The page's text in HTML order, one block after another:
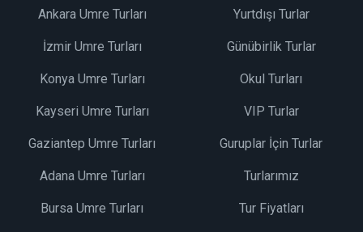
Ankara Umre Turları
İzmir Umre Turları
Konya Umre Turları
Kayseri Umre Turları
Gaziantep Umre Turları
Adana Umre Turları
Bursa Umre Turları
Yurtdışı Turlar
Günübirlik Turlar
Okul Turları
VIP Turlar
Guruplar İçin Turlar
Turlarımız
Tur Fiyatları